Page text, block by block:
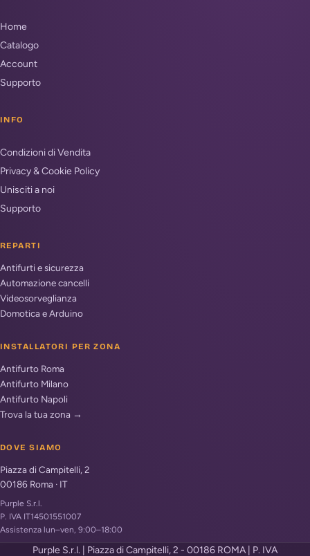
Home
Catalogo
Account
Supporto
INFO
Condizioni di Vendita
Privacy & Cookie Policy
Unisciti a noi
Supporto
REPARTI
Antifurti e sicurezza
Automazione cancelli
Videosorveglianza
Domotica e Arduino
INSTALLATORI PER ZONA
Antifurto Roma
Antifurto Milano
Antifurto Napoli
Trova la tua zona →
DOVE SIAMO
Piazza di Campitelli, 2
00186 Roma · IT
Purple S.r.l.
P. IVA IT14501551007
Assistenza lun–ven, 9:00–18:00
Purple S.r.l. | Piazza di Campitelli, 2 - 00186 ROMA | P. IVA